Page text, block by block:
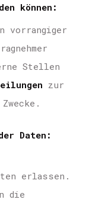
können:
vorrangiger
Stellen
zur
Daten:
erlassen.
die